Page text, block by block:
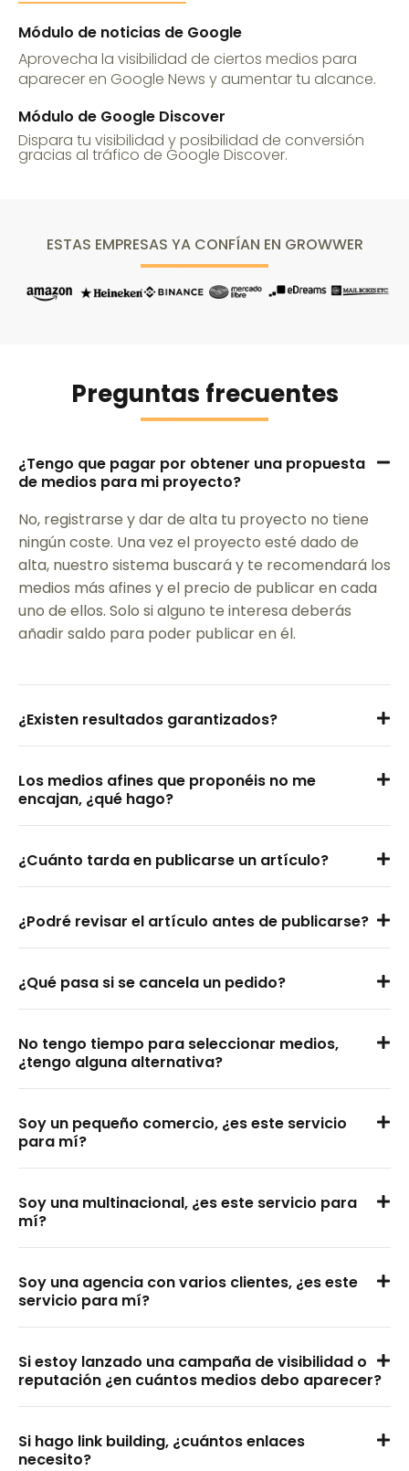
Módulo de noticias de Google
Aprovecha la visibilidad de ciertos medios para
aparecer en Google News y aumentar tu alcance.
Módulo de Google Discover
Dispara tu visibilidad y posibilidad de conversión
gracias al tráfico de Google Discover.
ESTAS EMPRESAS YA CONFÍAN EN GROWWER
Preguntas frecuentes
¿Tengo que pagar por obtener una propuesta
de medios para mi proyecto?
No, registrarse y dar de alta tu proyecto no tiene
ningún coste. Una vez el proyecto esté dado de
alta, nuestro sistema buscará y te recomendará los
medios más afines y el precio de publicar en cada
uno de ellos. Solo si alguno te interesa deberás
añadir saldo para poder publicar en él.
¿Existen resultados garantizados?
Los medios afines que proponéis no me
encajan, ¿qué hago?
¿Cuánto tarda en publicarse un artículo?
¿Podré revisar el artículo antes de publicarse?
¿Qué pasa si se cancela un pedido?
No tengo tiempo para seleccionar medios,
¿tengo alguna alternativa?
Soy un pequeño comercio, ¿es este servicio
para mí?
Soy una multinacional, ¿es este servicio para
mí?
Soy una agencia con varios clientes, ¿es este
servicio para mí?
Si estoy lanzado una campaña de visibilidad o
reputación ¿en cuántos medios debo aparecer?
Si hago link building, ¿cuántos enlaces
necesito?